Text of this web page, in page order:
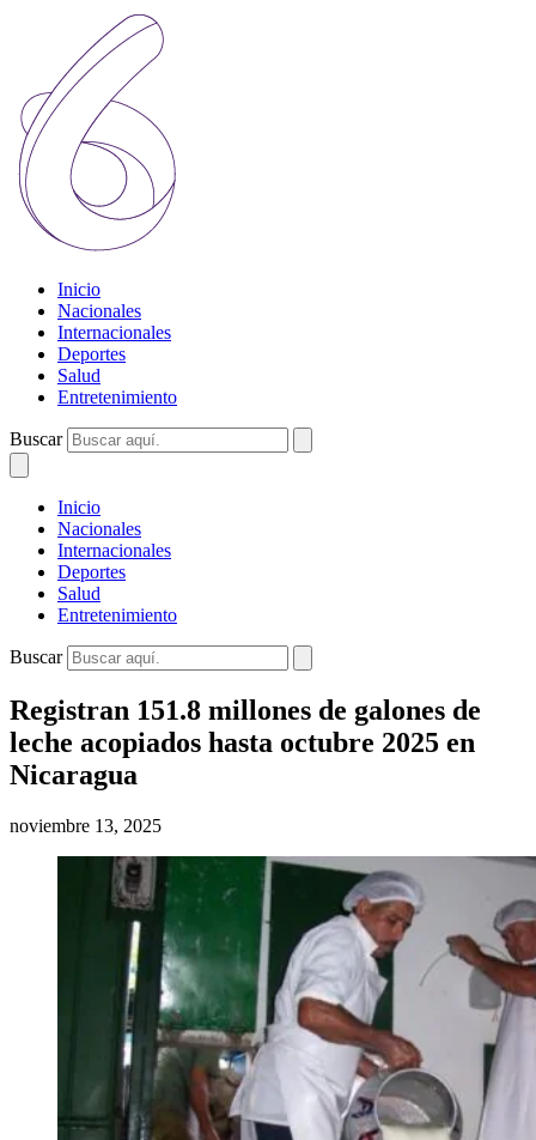
Inicio
Nacionales
Internacionales
Deportes
Salud
Entretenimiento
Buscar
Inicio
Nacionales
Internacionales
Deportes
Salud
Entretenimiento
Buscar
Registran 151.8 millones de galones de
leche acopiados hasta octubre 2025 en
Nicaragua
noviembre 13, 2025